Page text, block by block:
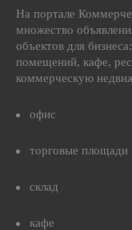
На портале
множество
объектов для
помещений, кафе,
коммерческую
офис
торговые площади
склад
кафе